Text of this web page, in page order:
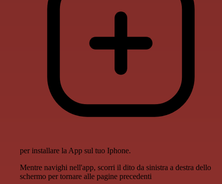
per installare la App sul tuo Iphone.
Mentre navighi nell'app, scorri il dito da sinistra a destra dello
schermo per tornare alle pagine precedenti